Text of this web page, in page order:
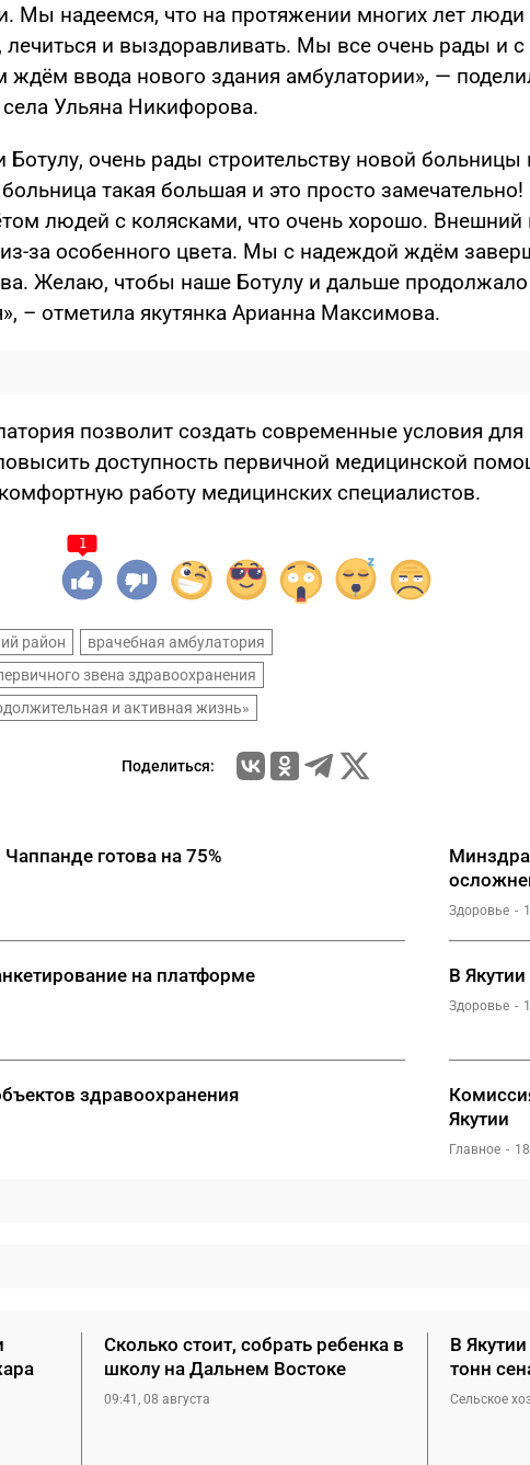
Мы надеемся, что на протяжении многих лет люди
лечиться и выздоравливать. Мы все очень рады и с
ждём ввода нового здания амбулатории», —
Ульяна Никифорова.
очень рады строительству новой
такая большая и это просто замечательно!
людей с колясками, что очень хорошо. Внешний
за особенного цвета. Мы с надеждой ждём
Желаю, чтобы наше Ботулу и дальше продолжало
– отметила якутянка Арианна Максимова.
позволит создать современные условия
доступность первичной медицинской
работу медицинских специалистов.
1
район
врачебная амбулатория
звена здравоохранения
и активная жизнь»
Поделиться:
готова на 75%
Здоровье
на платформе
В
Здоровье
здравоохранения
Якутии
Главное
Сколько стоит, собрать ребенка в
школу на Дальнем Востоке
09:41, 08 августа
В
тонн
Сельское